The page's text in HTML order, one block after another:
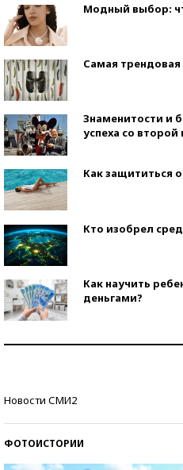
Модный выбор:
Самая трендовая
Знаменитости и
успеха со
Как защититься
Кто изобрел
Как научить
деньгами?
Новости СМИ2
ФОТОИСТОРИИ